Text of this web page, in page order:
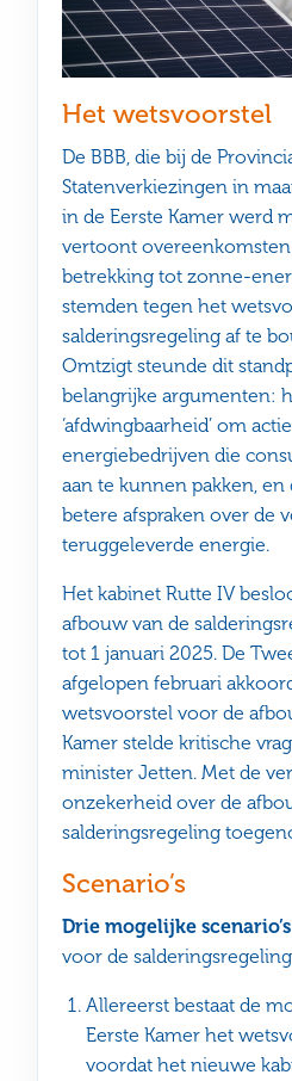
Het wetsvoorstel
De BBB, die bij de
Statenverkiezingen in
in de Eerste Kamer werd
vertoont
betrekking tot zonne-
stemden tegen het
salderingsregeling af te
Omtzigt steunde dit
belangrijke argumenten:
‘afdwingbaarheid’ om
energiebedrijven die
aan te kunnen pakken,
betere afspraken over de
teruggeleverde energie.
Het kabinet Rutte IV
afbouw van de
tot 1 januari 2025. De
afgelopen februari
wetsvoorstel voor de
Kamer stelde kritische
minister Jetten. Met de
onzekerheid over de
salderingsregeling
Scenario’s
Drie mogelijke scenario’s
voor de
Allereerst bestaat de
Eerste Kamer het
voordat het nieuwe